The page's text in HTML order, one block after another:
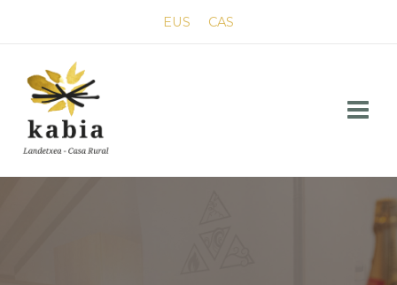
EUS CAS